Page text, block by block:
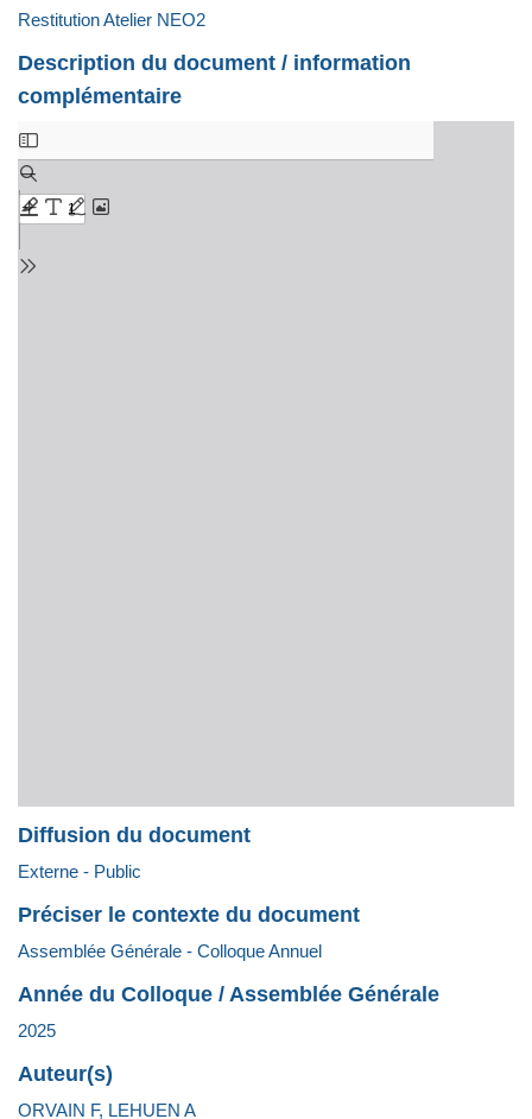
Restitution Atelier NEO2
Description du document / information
complémentaire
Diffusion du document
Externe - Public
Préciser le contexte du document
Assemblée Générale - Colloque Annuel
Année du Colloque / Assemblée Générale
2025
Auteur(s)
ORVAIN F, LEHUEN A